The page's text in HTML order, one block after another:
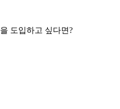
을 도입하고 싶다면?